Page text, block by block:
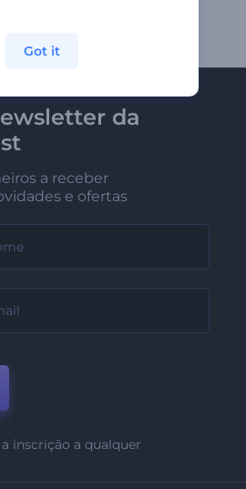
da
a receber
e ofertas
inscrição a qualquer
Got it